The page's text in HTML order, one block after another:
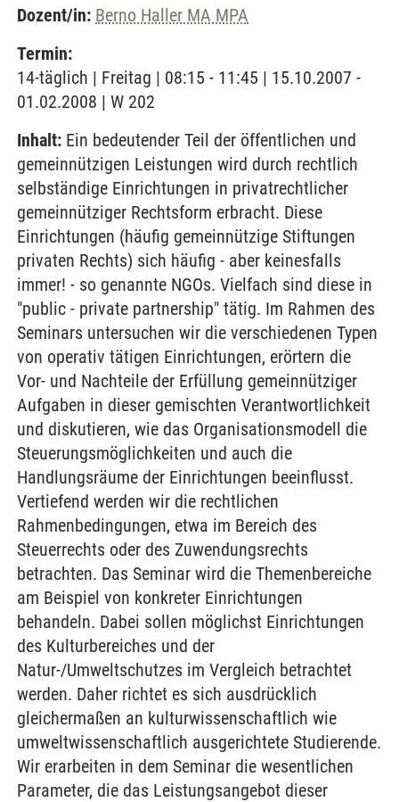
Dozent/in: Berno Haller MA MPA
Termin:
14-täglich | Freitag | 08:15 - 11:45 | 15.10.2007 -
01.02.2008 | W 202
Inhalt: Ein bedeutender Teil der öffentlichen und
gemeinnützigen Leistungen wird durch rechtlich
selbständige Einrichtungen in privatrechtlicher
gemeinnütziger Rechtsform erbracht. Diese
Einrichtungen (häufig gemeinnützige Stiftungen
privaten Rechts) sich häufig - aber keinesfalls
immer! - so genannte NGOs. Vielfach sind diese in
"public - private partnership" tätig. Im Rahmen des
Seminars untersuchen wir die verschiedenen Typen
von operativ tätigen Einrichtungen, erörtern die
Vor- und Nachteile der Erfüllung gemeinnütziger
Aufgaben in dieser gemischten Verantwortlichkeit
und diskutieren, wie das Organisationsmodell die
Steuerungsmöglichkeiten und auch die
Handlungsräume der Einrichtungen beeinflusst.
Vertiefend werden wir die rechtlichen
Rahmenbedingungen, etwa im Bereich des
Steuerrechts oder des Zuwendungsrechts
betrachten. Das Seminar wird die Themenbereiche
am Beispiel von konkreter Einrichtungen
behandeln. Dabei sollen möglichst Einrichtungen
des Kulturbereiches und der
Natur-/Umweltschutzes im Vergleich betrachtet
werden. Daher richtet es sich ausdrücklich
gleichermaßen an kulturwissenschaftlich wie
umweltwissenschaftlich ausgerichtete Studierende.
Wir erarbeiten in dem Seminar die wesentlichen
Parameter, die das Leistungsangebot dieser